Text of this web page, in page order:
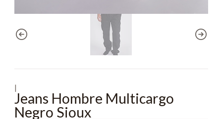
|
Jeans Hombre Multicargo
Negro Sioux